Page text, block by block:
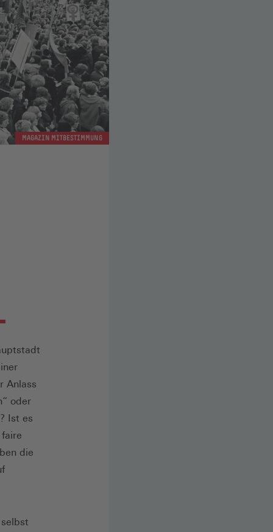
MAGAZIN MITBESTIMMUNG
Anlass
oder
Ist es
die